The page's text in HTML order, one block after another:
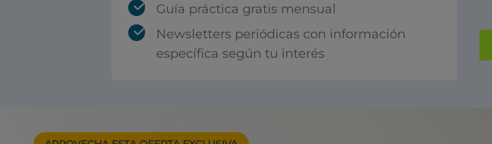
Guía práctica gratis mensual
Newsletters periódicas con información
específica según tu interés